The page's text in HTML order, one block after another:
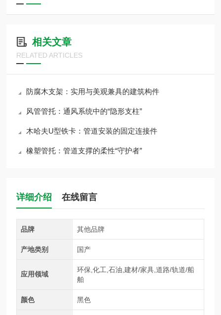
相关文章
RELATED ARTICLES
防腐木支架：实用与美观兼具的建筑构件
风管管托：通风系统中的“隐形支柱”
木哈夫U型铁卡：管道安装的固定连接件
橡塑管托：管道支撑的柔性“守护者”
详细介绍 在线留言
品牌 其他品牌
产地类别 国产
应用领域
环保,化工,石油,建材/家具,道路/轨道/船
舶
颜色 黑色